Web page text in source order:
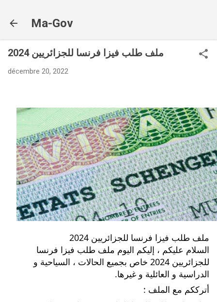
Ma-Gov
ملف طلب فيزا فرنسا للجزائريين 2024
décembre 20, 2022
ملف طلب فيزا فرنسا للجزائريين 2024
الدراسية و العائلية و غيرها.
أترككم مع الملف :